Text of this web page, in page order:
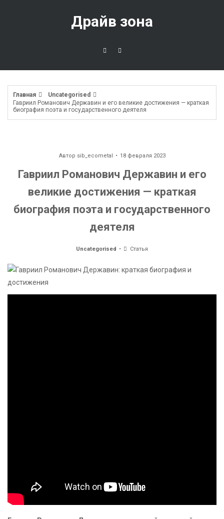
Драйв зона
Главная
Uncategorised
Гавриил Романович Державин и его великие достижения — краткая
биография поэта и государственного деятеля
Автор sib_ecometal 18 февраля 2023
Гавриил Романович Державин и его
великие достижения — краткая
биография поэта и государственного
деятеля
Uncategorised Статья